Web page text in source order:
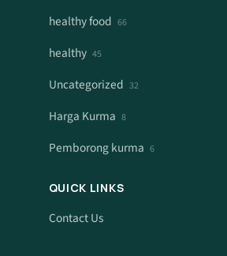
healthy food 66
healthy 45
Uncategorized 32
Harga Kurma 8
Pemborong kurma 6
QUICK LINKS
Contact Us